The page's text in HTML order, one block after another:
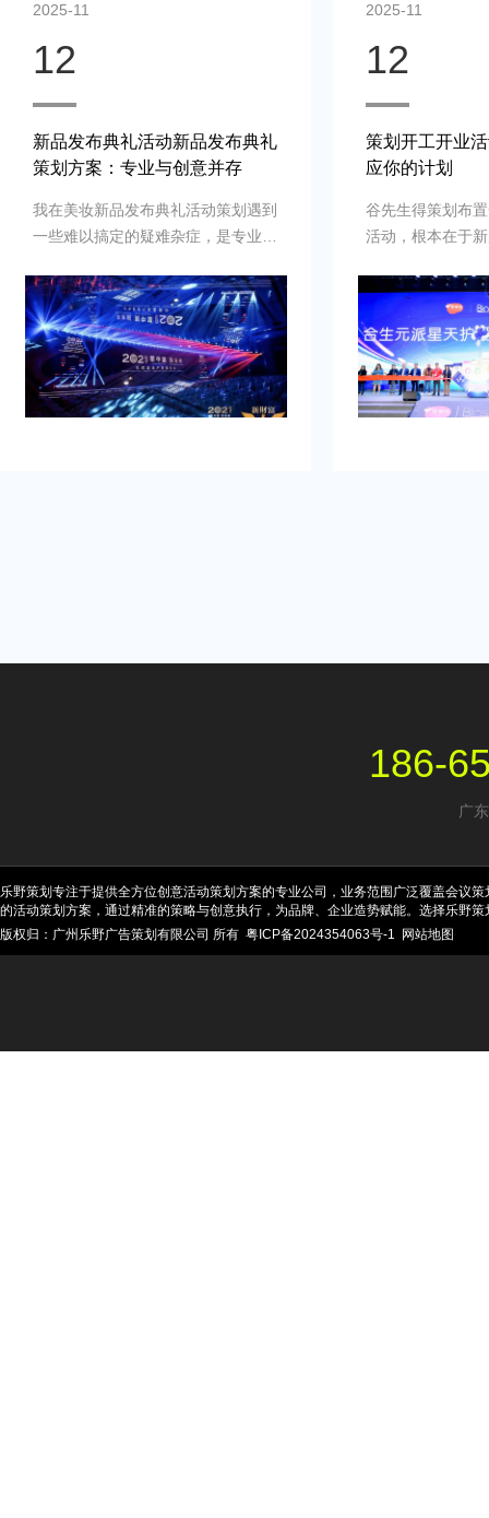
新品发布典礼
创意并存
礼活动策划遇到
杂症，是专业新
设计构想有创
排，整个美妆新
完美对应，下次
策划。
策划开工开业活动案例：快速响
应你的计划
谷先生得策划布置一场商场开工开业
活动，根本在于新店、新公司、新品
并营造良好的品牌形象。再者得做
到：增加曝光度，吸引目标消费群
体，提高知名度，通过活动推动初期
销售。可是鉴于不具备充足的渠道和
资源进行大规模的市场推广。需要专
业的策划和执行来吸引目标人群，创
186-
广
乐野策划专注于提供全方位创意活动策划方案的专业公司，业务范围广泛覆盖会议
的活动策划方案，通过精准的策略与创意执行，为品牌、企业造势赋能。选择乐野
版权归：广州乐野广告策划有限公司 所有 粤ICP备2024354063号-1 网站地图